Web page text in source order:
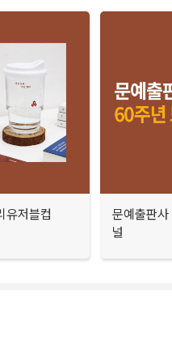
유저블컵
문예출판
널